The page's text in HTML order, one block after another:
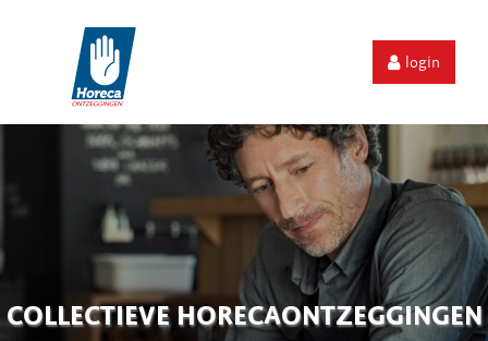
login
COLLECTIEVE HORECAONTZEGGINGEN